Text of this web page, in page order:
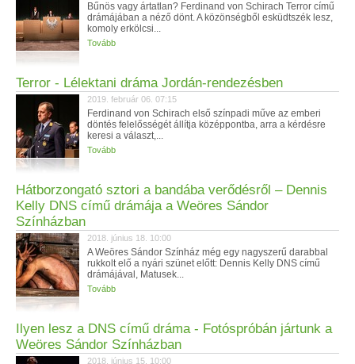
Bűnös vagy ártatlan? Ferdinand von Schirach Terror című
drámájában a néző dönt. A közönségből esküdtszék lesz,
komoly erkölcsi...
Tovább
Terror - Lélektani dráma Jordán-rendezésben
2019. február 06. 07:15
Ferdinand von Schirach első színpadi műve az emberi
döntés felelősségét állítja középpontba, arra a kérdésre
keresi a választ,...
Tovább
Hátborzongató sztori a bandába verődésről – Dennis
Kelly DNS című drámája a Weöres Sándor
Színházban
2018. június 18. 10:00
A Weöres Sándor Színház még egy nagyszerű darabbal
rukkolt elő a nyári szünet előtt: Dennis Kelly DNS című
drámájával, Matusek...
Tovább
Ilyen lesz a DNS című dráma - Fotóspróbán jártunk a
Weöres Sándor Színházban
2018. június 15. 10:00